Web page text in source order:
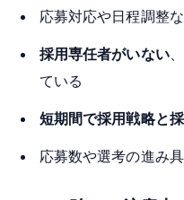
応募対応や日程調整な
採用専任者がいない
ている
短期間で採用戦略と
応募数や選考の進み